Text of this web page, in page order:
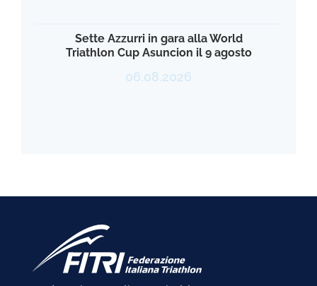
Sette Azzurri in gara alla World
Triathlon Cup Asuncion il 9 agosto
06.08.2026